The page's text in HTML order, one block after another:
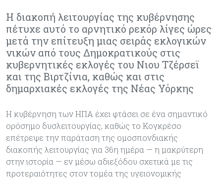
Η διακοπή λειτουργίας της κυβέρνησης
πέτυχε αυτό το αρνητικό ρεκόρ λίγες ώρες
μετά την επίτευξη μιας σειράς εκλογικών
νικών από τους Δημοκρατικούς στις
κυβερνητικές εκλογές του Νιου Τζέρσεϊ
και της Βιρτζίνια, καθώς και στις
δημαρχιακές εκλογές της Νέας Υόρκης
Η κυβέρνηση των ΗΠΑ έχει φτάσει σε ένα σημαντικό
ορόσημο δυσλειτουργίας, καθώς το Κογκρέσο
επέτρεψε την παράταση της ομοσπονδιακής
διακοπής λειτουργίας για 36η ημέρα — η μακρύτερη
στην ιστορία — εν μέσω αδιεξόδου σχετικά με τις
προτεραιότητες στον τομέα της υγειονομικής